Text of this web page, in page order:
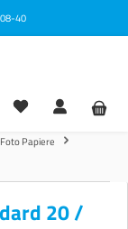
40
Papiere
20 /